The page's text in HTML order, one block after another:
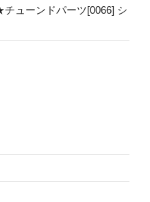
ューンドパーツ[0066] シ